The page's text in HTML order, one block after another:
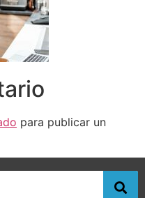
para publicar un